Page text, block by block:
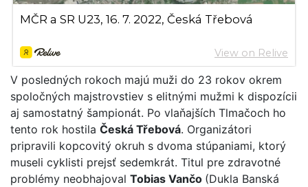
V posledných rokoch majú muži do 23 rokov okrem
spoločných majstrovstiev s elitnými mužmi k dispozícii
aj samostatný šampionát. Po vlaňajších Tlmačoch ho
tento rok hostila Česká Třebová. Organizátori
pripravili kopcovitý okruh s dvoma stúpaniami, ktorý
museli cyklisti prejsť sedemkrát. Titul pre zdravotné
problémy neobhajoval Tobias Vančo (Dukla Banská